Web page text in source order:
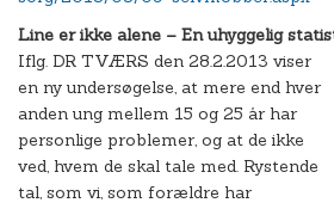
Line er ikke alene – En uhyggelig
Iflg. DR TVÆRS den 28.2.2013 viser
en ny undersøgelse, at mere end hver
anden ung mellem 15 og 25 år har
personlige problemer, og at de ikke
ved, hvem de skal tale med. Rystende
tal, som vi, som forældre har